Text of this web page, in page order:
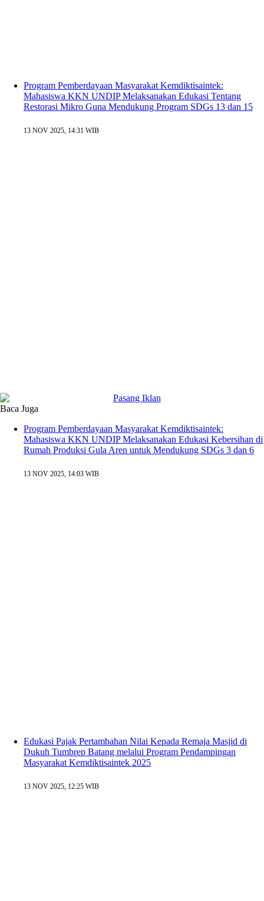
Program Pemberdayaan Masyarakat Kemdiktisaintek:
Mahasiswa KKN UNDIP Melaksanakan Edukasi Tentang
Restorasi Mikro Guna Mendukung Program SDGs 13 dan 15
13 NOV 2025, 14:31 WIB
Baca Juga
Program Pemberdayaan Masyarakat Kemdiktisaintek:
Mahasiswa KKN UNDIP Melaksanakan Edukasi Kebersihan di
Rumah Produksi Gula Aren untuk Mendukung SDGs 3 dan 6
13 NOV 2025, 14:03 WIB
Edukasi Pajak Pertambahan Nilai Kepada Remaja Masjid di
Dukuh Tumbrep Batang melalui Program Pendampingan
Masyarakat Kemdiktisaintek 2025
13 NOV 2025, 12:25 WIB